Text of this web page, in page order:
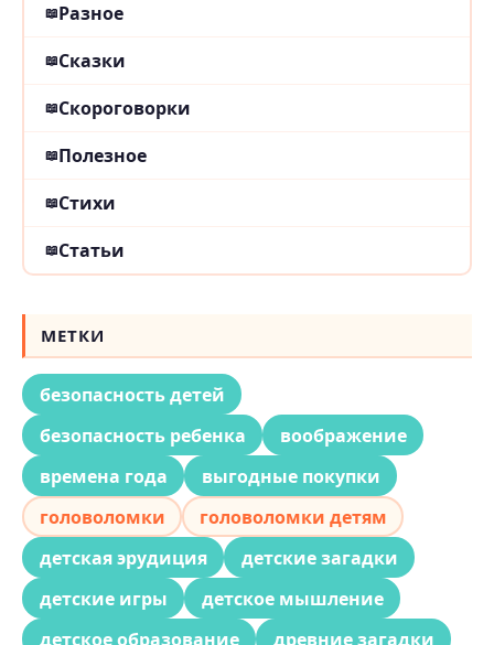
Разное
Сказки
Скороговорки
Полезное
Стихи
Статьи
МЕТКИ
безопасность детей
безопасность ребенка
воображение
времена года
выгодные покупки
головоломки
головоломки детям
детская эрудиция
детские загадки
детские игры
детское мышление
детское образование
древние загадки